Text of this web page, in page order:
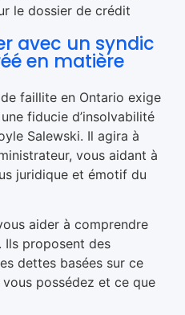
le dossier de crédit
avec un syndic
en matière
faillite en Ontario exige
fiducie d’insolvabilité
Salewski. Il agira à
vous aidant à
juridique et émotif du
aider à comprendre
proposent des
dettes basées sur ce
possédez et ce que